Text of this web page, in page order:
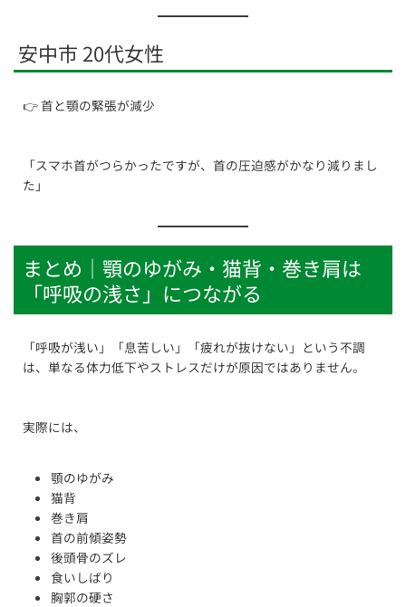
安中市 20代女性
👉 首と顎の緊張が減少
「スマホ首がつらかったですが、首の圧迫感がかなり減りまし
た」
まとめ｜顎のゆがみ・猫背・巻き肩は
「呼吸の浅さ」につながる
「呼吸が浅い」「息苦しい」「疲れが抜けない」という不調
は、単なる体力低下やストレスだけが原因ではありません。
実際には、
顎のゆがみ
猫背
巻き肩
首の前傾姿勢
後頭骨のズレ
食いしばり
胸郭の硬さ